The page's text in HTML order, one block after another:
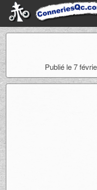
Publié le 7